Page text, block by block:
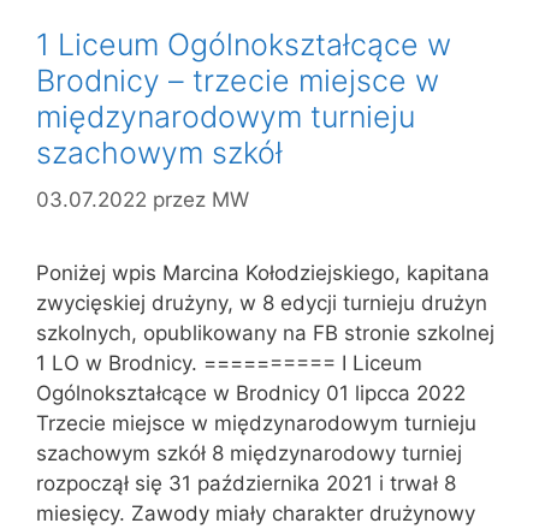
1 Liceum Ogólnokształcące w
Brodnicy – trzecie miejsce w
międzynarodowym turnieju
szachowym szkół
03.07.2022 przez MW
Poniżej wpis Marcina Kołodziejskiego, kapitana
zwycięskiej drużyny, w 8 edycji turnieju drużyn
szkolnych, opublikowany na FB stronie szkolnej
1 LO w Brodnicy. ========== I Liceum
Ogólnokształcące w Brodnicy 01 lipcca 2022
Trzecie miejsce w międzynarodowym turnieju
szachowym szkół 8 międzynarodowy turniej
rozpoczął się 31 października 2021 i trwał 8
miesięcy. Zawody miały charakter drużynowy